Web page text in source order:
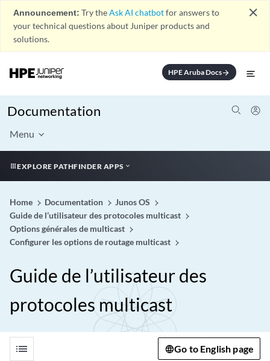
Announcement: Try theAsk AI chatbotfor answers to
your technical questions about Juniper products and
solutions.
close
HPE Aruba Docsarrow_forward
Documentation
Menu
EXPLORE PATHFINDER APPS
Home Documentation
Junos OS
Guide de l’utilisateur des protocoles multicast
Options générales de multicast
Configurer les options de routage multicast
Guide de l’utilisateur des
protocoles multicast
list Go to English page